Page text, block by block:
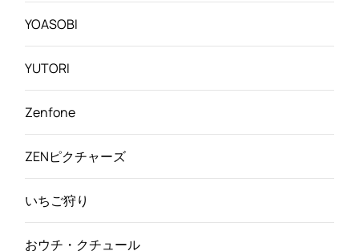
YOASOBI
YUTORI
Zenfone
ZENピクチャーズ
いちご狩り
おウチ・クチュール